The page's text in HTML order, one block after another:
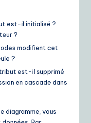
est-il initialisé ?
?
modifient cet
?
est-il supprimé
en cascade dans
diagramme, vous